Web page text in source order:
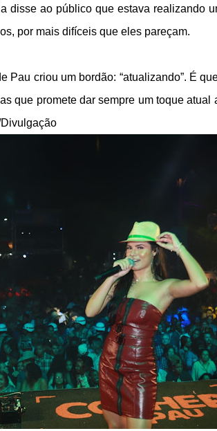
disse ao público que estava realizando
por mais difíceis que eles pareçam.
Pau criou um bordão: “atualizando”. É
que promete dar sempre um toque atual